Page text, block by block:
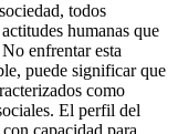
todos
humanas que
enfrentar esta
puede significar que
como
El perfil del